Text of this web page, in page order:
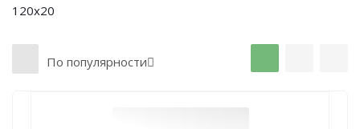
120х20
По популярности